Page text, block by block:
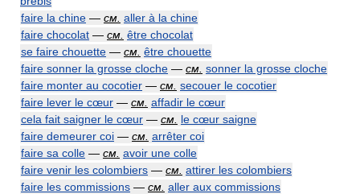
faire la chine — см. aller à la chine
faire chocolat — см. être chocolat
se faire chouette — см. être chouette
faire sonner la grosse cloche — см. sonner la grosse cloche
faire monter au cocotier — см. secouer le cocotier
faire lever le cœur — см. affadir le cœur
cela fait saigner le cœur — см. le cœur saigne
faire demeurer coi — см. arrêter coi
faire sa colle — см. avoir une colle
faire venir les colombiers — см. attirer les colombiers
faire les commissions — см. aller aux commissions